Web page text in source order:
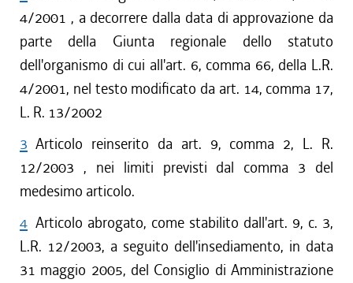
4/2001 , a decorrere dalla data di approvazione da
parte della Giunta regionale dello statuto
dell'organismo di cui all'art. 6, comma 66, della L.R.
4/2001, nel testo modificato da art. 14, comma 17,
L. R. 13/2002
3 Articolo reinserito da art. 9, comma 2, L. R.
12/2003 , nei limiti previsti dal comma 3 del
medesimo articolo.
4 Articolo abrogato, come stabilito dall'art. 9, c. 3,
L.R. 12/2003, a seguito dell'insediamento, in data
31 maggio 2005, del Consiglio di Amministrazione